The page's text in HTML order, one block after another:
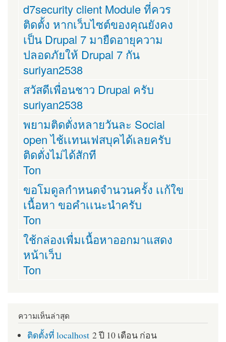
d7security client Module ที่ควร
ติดตั้ง หากเว็บไซต์ของคุณยังคง
เป็น Drupal 7 มายืดอายุความ
ปลอดภัยให้ Drupal 7 กัน
suriyan2538
สวัสดีเพื่อนชาว Drupal ครับ
suriyan2538
พยามติดตั่งหลายวันละ Social
open ไช้เเทนเฟสบุคได้เลยครับ
ติดตั่งไม่ได้สักที
Ton
ขอโมดูลกำหนดจำนวนครั้ง เเก้ใข
เนื้อหา ขอคำเเนะนำครับ
Ton
ใช้กล่องเพื่มเนื้อหาออกมาแสดง
หน้าเว็บ
Ton
ความเห็นล่าสุด
ติดตั้งที่ localhost 2 ปี 10 เดือน ก่อน